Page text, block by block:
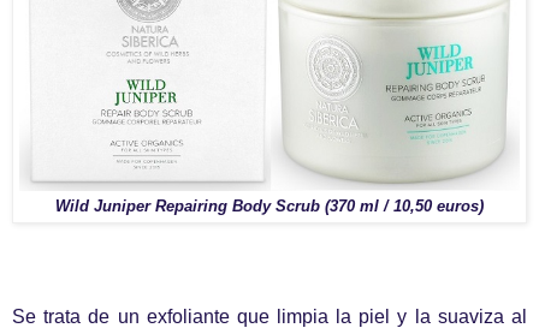
Wild Juniper Repairing Body Scrub (370 ml / 10,50 euros)
Se trata de un exfoliante que limpia la piel y la suaviza al